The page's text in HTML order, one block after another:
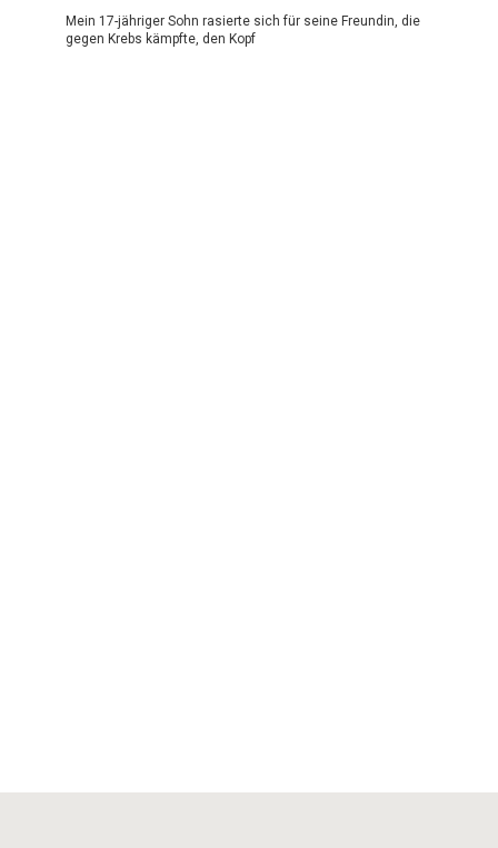
Mein 17-jähriger Sohn rasierte sich für seine Freundin, die
gegen Krebs kämpfte, den Kopf